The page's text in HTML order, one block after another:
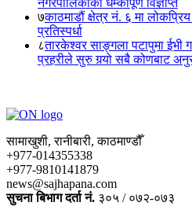
नगरपालिकाको धम्कीपूर्ण विज्ञप्ति
७काठमाडौं क्षेत्र नं. ६ मा
प्रतिस्पर्धा
८तारकेश्वर साङ्गला पटापुमा ईभी
प्रहरीले सुरु गर्‍यो सबै कोणबाट
सामाखुशी, रानीबारी, काठमाण्डौँ
+977-014355338
+977-9810141879
news@sajhapana.com
सुचना बिभाग दर्ता नं. ३०५ / ०७२-०७३